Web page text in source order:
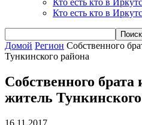
Кто есть кто в
Кто есть кто в
Домой Регион Собственного
Тункинского района
Собственного брата
житель
16.11.2017